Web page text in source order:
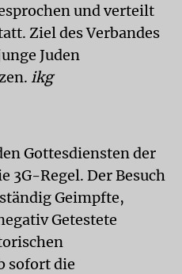
und verteilt
Ziel des Verbandes
Juden
ikg
Gottesdiensten der
3G-Regel. Der Besuch
Geimpfte,
Getestete
sofort die